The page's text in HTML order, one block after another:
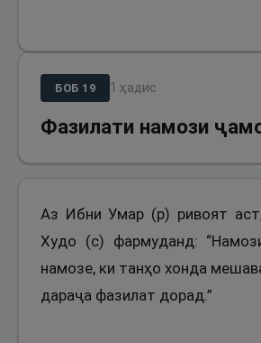
БОБ 19 1 ҳадис
Фазилати намози
Аз Ибни Умар (р) ривоят
Худо (с) фармуданд:
намозе, ки танҳо хонда
дараҷа фазилат дорад.”